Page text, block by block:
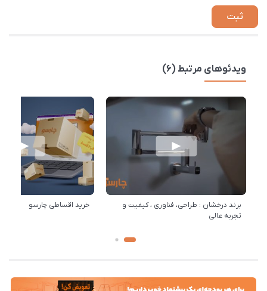
ویدئوهای مرتبط (6)
برند درخشان : طراحی، فناوری ، کیفیت و
تجربه عالی
خرید اقساطی چارسو